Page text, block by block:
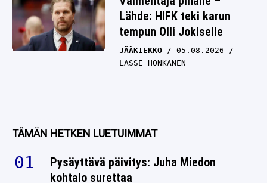
Lähde: HIFK teki karun
tempun Olli Jokiselle
JÄÄKIEKKO
05.08.2026
LASSE HONKANEN
kohtalo surettaa
TALVILAJIT 06.08.2026